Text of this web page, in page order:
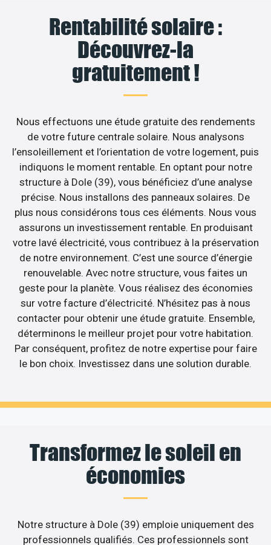
Rentabilité solaire :
Découvrez-la
gratuitement !
Nous effectuons une étude gratuite des rendements
de votre future centrale solaire. Nous analysons
l’ensoleillement et l’orientation de votre logement, puis
indiquons le moment rentable. En optant pour notre
structure à Dole (39), vous bénéficiez d’une analyse
précise. Nous installons des panneaux solaires. De
plus nous considérons tous ces éléments. Nous vous
assurons un investissement rentable. En produisant
votre lavé électricité, vous contribuez à la préservation
de notre environnement. C’est une source d’énergie
renouvelable. Avec notre structure, vous faites un
geste pour la planète. Vous réalisez des économies
sur votre facture d’électricité. N’hésitez pas à nous
contacter pour obtenir une étude gratuite. Ensemble,
déterminons le meilleur projet pour votre habitation.
Par conséquent, profitez de notre expertise pour faire
le bon choix. Investissez dans une solution durable.
Transformez le soleil en
économies
Notre structure à Dole (39) emploie uniquement des
professionnels qualifiés. Ces professionnels sont